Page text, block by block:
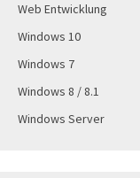
Web Entwicklung
Windows 10
Windows 7
Windows 8 / 8.1
Windows Server